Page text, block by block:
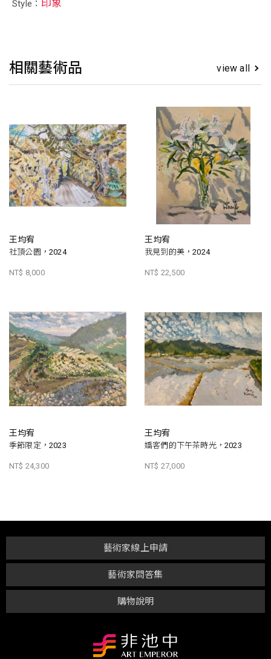
Style： 印象
相關藝術品 view all
王均宥
社頂公園，2024
NT$ 8,000
王均宥
我見到的美，2024
NT$ 22,500
王均宥
季節限定，2023
NT$ 24,300
王均宥
嬌客們的下午茶時光，2023
NT$ 27,000
購物說明
藝術家問答集
藝術家線上申請